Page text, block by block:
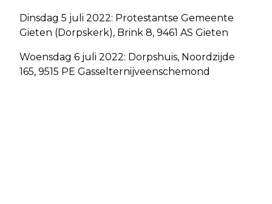
Dinsdag 5 juli 2022: Protestantse Gemeente
Gieten (Dorpskerk), Brink 8, 9461 AS Gieten
Woensdag 6 juli 2022: Dorpshuis, Noordzijde
165, 9515 PE Gasselternijveenschemond